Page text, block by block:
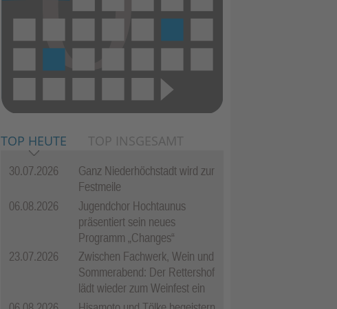
TOP HEUTE TOP INSGESAMT
30.07.2026
Ganz Niederhöchstadt wird zur
Festmeile
06.08.2026
Jugendchor Hochtaunus
präsentiert sein neues
Programm „Changes“
23.07.2026
Zwischen Fachwerk, Wein und
Sommerabend: Der Rettershof
lädt wieder zum Weinfest ein